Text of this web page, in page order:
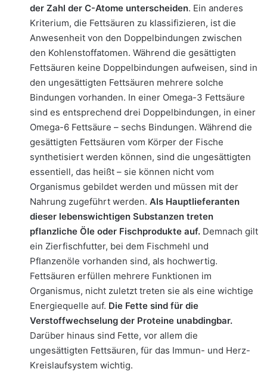
der Zahl der C-Atome unterscheiden. Ein anderes
Kriterium, die Fettsäuren zu klassifizieren, ist die
Anwesenheit von den Doppelbindungen zwischen
den Kohlenstoffatomen. Während die gesättigten
Fettsäuren keine Doppelbindungen aufweisen, sind in
den ungesättigten Fettsäuren mehrere solche
Bindungen vorhanden. In einer Omega-3 Fettsäure
sind es entsprechend drei Doppelbindungen, in einer
Omega-6 Fettsäure – sechs Bindungen. Während die
gesättigten Fettsäuren vom Körper der Fische
synthetisiert werden können, sind die ungesättigten
essentiell, das heißt – sie können nicht vom
Organismus gebildet werden und müssen mit der
Nahrung zugeführt werden. Als Hauptlieferanten
dieser lebenswichtigen Substanzen treten
pflanzliche Öle oder Fischprodukte auf. Demnach gilt
ein Zierfischfutter, bei dem Fischmehl und
Pflanzenöle vorhanden sind, als hochwertig.
Fettsäuren erfüllen mehrere Funktionen im
Organismus, nicht zuletzt treten sie als eine wichtige
Energiequelle auf. Die Fette sind für die
Verstoffwechselung der Proteine unabdingbar.
Darüber hinaus sind Fette, vor allem die
ungesättigten Fettsäuren, für das Immun- und Herz-
Kreislaufsystem wichtig.